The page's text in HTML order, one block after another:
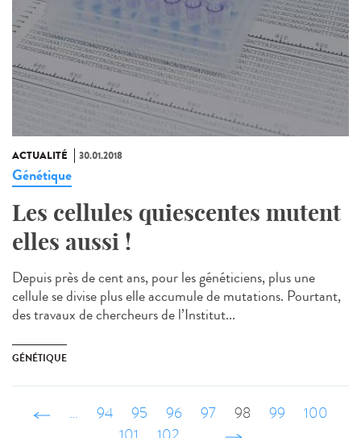
ACTUALITÉ 30.01.2018
Génétique
Les cellules quiescentes mutent
elles aussi !
Depuis près de cent ans, pour les généticiens, plus une
cellule se divise plus elle accumule de mutations. Pourtant,
des travaux de chercheurs de l’Institut...
GÉNÉTIQUE
‹ précédent
… 94 95 96 97 98 99
100